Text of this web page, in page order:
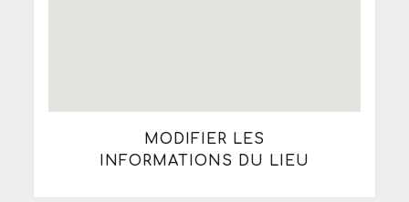
MODIFIER LES
INFORMATIONS DU LIEU